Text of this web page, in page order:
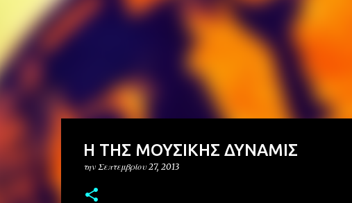
Η ΤΗΣ ΜΟΥΣΙΚΗΣ ΔΥΝΑΜΙΣ
την Σεπτεμβρίου 27, 2013